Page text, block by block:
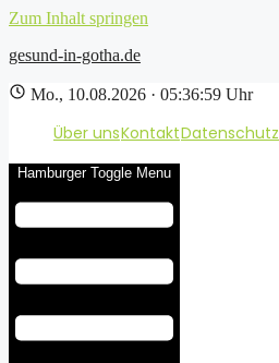
Zum Inhalt springen
gesund-in-gotha.de
Mo., 10.08.2026 · 05:37:00 Uhr
Über unsKontaktDatenschutz
Hamburger Toggle Menu